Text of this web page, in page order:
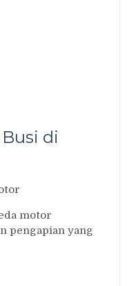
di
motor
pengapian yang